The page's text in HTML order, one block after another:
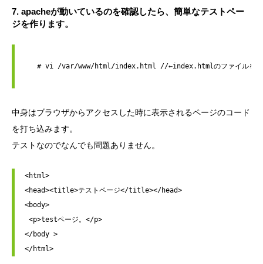
7. apacheが動いているのを確認したら、簡単なテストペー
ジを作ります。
# vi /var/www/html/index.html //←index.htmlのファイルを作
中身はブラウザからアクセスした時に表示されるページのコード
を打ち込みます。
テストなのでなんでも問題ありません。
<html>
<head><title>テストページ</title></head>
<body>
<p>testページ。</p>
</body >